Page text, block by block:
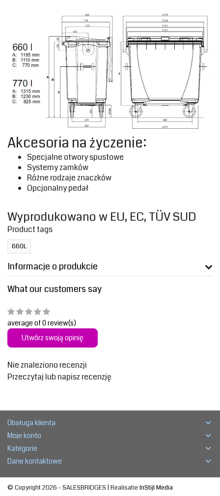
‎Akcesoria na życzenie:‎
‎Specjalne otwory spustowe‎
‎Systemy zamków‎
‎Różne rodzaje znaczków‎
‎Opcjonalny pedał
‎Wyprodukowano w EU, EC, TÜV SUD‎
Product tags
660L
Informacje o produkcie
What our customers say
average of 0 review(s)
Utwórz swoją opinię
Nie znaleziono recenzji
Przeczytaj lub napisz recenzję
Obsługa klienta
Moje konto
Kategorie
Dane kontaktowe
© Copyright 2026 - SALESBRIDGES | Realisatie InStijl Media